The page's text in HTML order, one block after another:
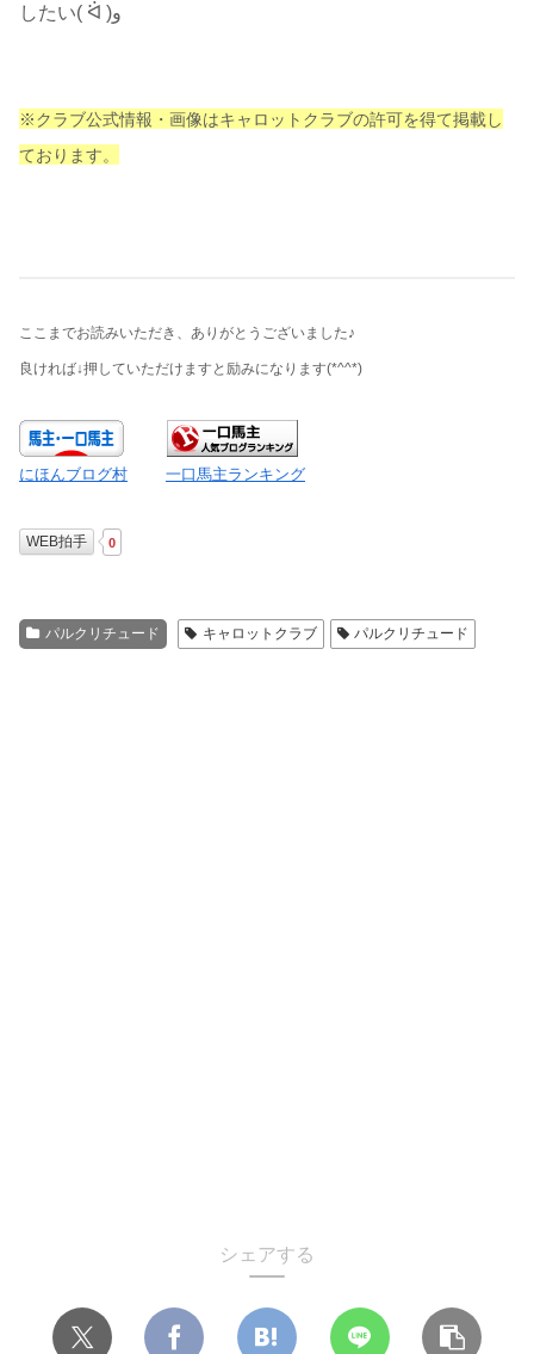
したい( ᐛ )و
※クラブ公式情報・画像はキャロットクラブの許可を得て掲載し
ております。
ここまでお読みいただき、ありがとうございました♪
良ければ↓押していただけますと励みになります(*^^*)
にほんブログ村 一口馬主ランキング
WEB拍手 0
パルクリチュード キャロットクラブ パルクリチュード
シェアする